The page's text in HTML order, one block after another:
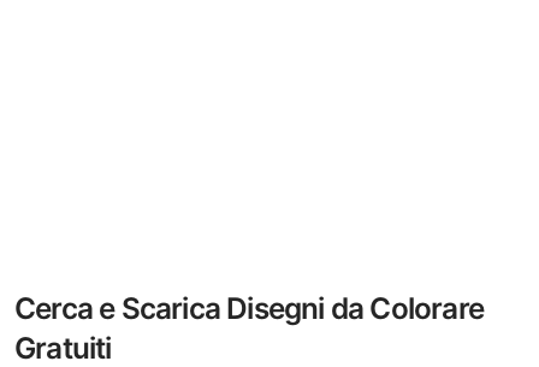
Cerca e Scarica Disegni da Colorare
Gratuiti